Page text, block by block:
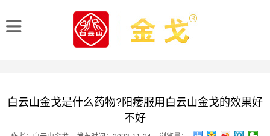
白云山金戈是什么药物?阳痿服用白云山金戈的效果好
不好